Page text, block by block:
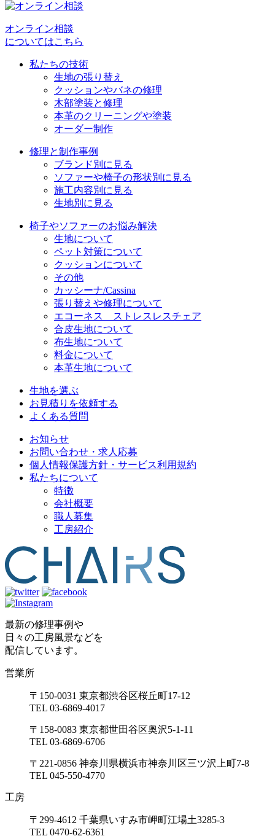
ー
シ
ョ
オンライン相談
についてはこちら
私たちの技術
生地の張り替え
クッションやバネの修理
木部塗装と修理
本革のクリーニングや塗装
オーダー制作
修理と制作事例
ブランド別に見る
ソファーや椅子の形状別に見る
施工内容別に見る
生地別に見る
椅子やソファーのお悩み解決
生地について
ペット対策について
クッションについて
その他
カッシーナ/Cassina
張り替えや修理について
エコーネス ストレスレスチェア
合皮生地について
布生地について
料金について
本革生地について
生地を選ぶ
お見積りを依頼する
よくある質問
お知らせ
お問い合わせ・求人応募
個人情報保護方針・サービス利用規約
私たちについて
特徴
会社概要
職人募集
工房紹介
最新の修理事例や
日々の工房風景などを
配信しています。
営業所
〒150-0031 東京都渋谷区桜丘町17-12
TEL 03-6869-4017
〒158-0083 東京都世田谷区奥沢5-1-11
TEL 03-6869-6706
〒221-0856 神奈川県横浜市神奈川区三ツ沢上町7-8
TEL 045-550-4770
工房
〒299-4612 千葉県いすみ市岬町江場土3285-3
TEL 0470-62-6361